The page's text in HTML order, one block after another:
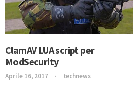
ClamAV LUA script per
ModSecurity
Aprile 16, 2017 technews